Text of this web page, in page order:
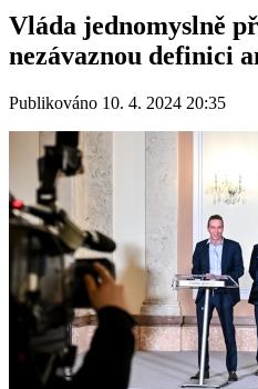
Vláda jednomyslně
nezávaznou definici
Publikováno 10. 4. 2024 20:35